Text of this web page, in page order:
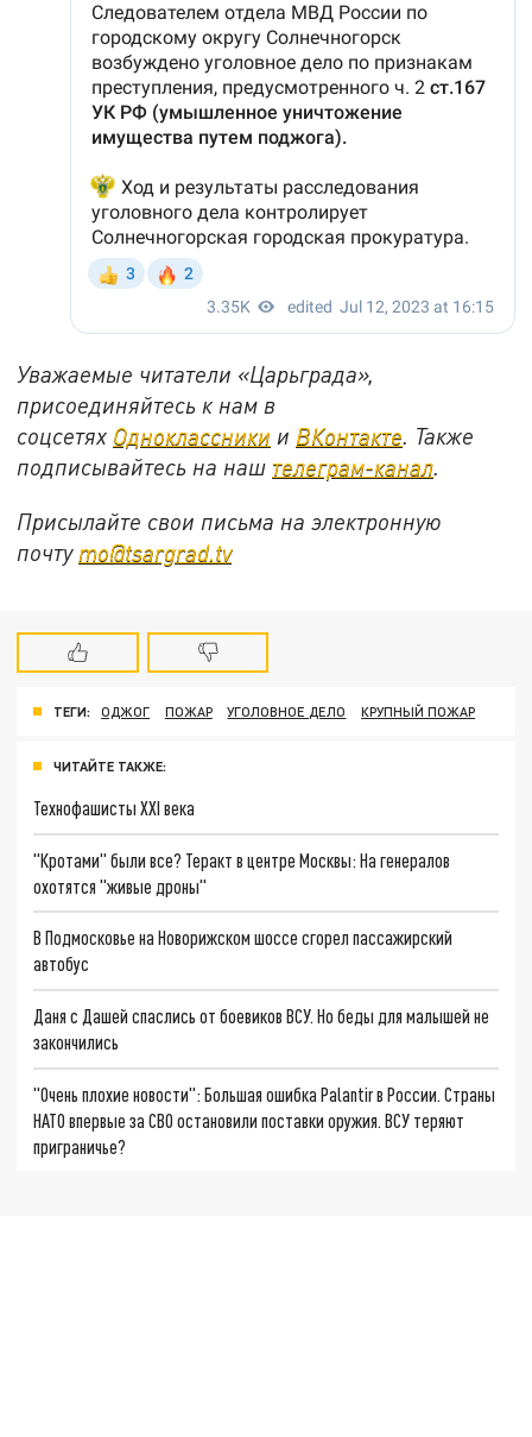
Уважаемые читатели «Царьграда»,
присоединяйтесь к нам в
соцсетях Одноклассники и ВКонтакте. Также
подписывайтесь на наш телеграм-канал.
Присылайте свои письма на электронную
почту mo@tsargrad.tv
ТЕГИ: ОДЖОГ ПОЖАР УГОЛОВНОЕ ДЕЛО КРУПНЫЙ ПОЖАР
ЧИТАЙТЕ ТАКЖЕ:
Технофашисты XXI века
"Кротами" были все? Теракт в центре Москвы: На генералов
охотятся "живые дроны"
В Подмосковье на Новорижском шоссе сгорел пассажирский
автобус
Даня с Дашей спаслись от боевиков ВСУ. Но беды для малышей не
закончились
"Очень плохие новости": Большая ошибка Palantir в России. Страны
НАТО впервые за СВО остановили поставки оружия. ВСУ теряют
приграничье?